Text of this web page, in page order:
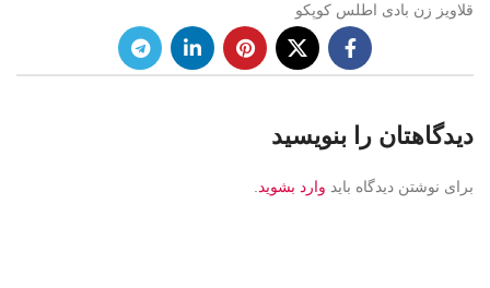
قلاویز زن بادی اطلس کوپکو
دیدگاهتان را بنویسید
برای نوشتن دیدگاه باید وارد بشوید